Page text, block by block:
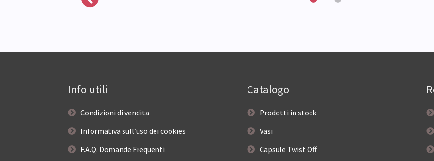
Info utili
Condizioni di vendita
Informativa sull’uso dei cookies
F.A.Q. Domande Frequenti
Catalogo
Prodotti in stock
Vasi
Capsule Twist Off